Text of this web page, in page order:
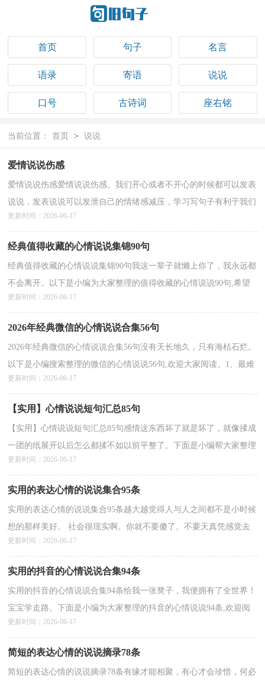
首页 句子 名言
语录 寄语 说说
口号 古诗词 座右铭
祝福语
当前位置： 首页 > 说说
爱情说说伤感
爱情说说伤感爱情说说伤感。我们开心或者不开心的时候都可以发表
说说，发表说说可以发泄自己的情绪感减压，学习写句子有利于我们
描述、赞美这个世界。那么接下来小编带大家一起...
更新时间：2026-06-17
经典值得收藏的心情说说集锦90句
经典值得收藏的心情说说集锦90句我这一辈子就懒上你了，我永远都
不会离开。以下是小编为大家整理的值得收藏的心情说说90句,希望
能够帮助到大家。1、江南呵江南，恬静而淡雅，清丽...
更新时间：2026-06-17
2026年经典微信的心情说说合集56句
2026年经典微信的心情说说合集56句没有天长地久，只有海枯石烂。
以下是小编搜索整理的微信的心情说说56句,欢迎大家阅读。1、最难
受的是我们已经分开了，可你还是在我的记忆里嚣...
更新时间：2026-06-17
【实用】心情说说短句汇总85句
【实用】心情说说短句汇总85句感情这东西坏了就是坏了，就像揉成
一团的纸展开以后怎么都揉不如以前平整了。下面是小编帮大家整理
的心情说说短句85句,希望能够帮助到大家。1、...
更新时间：2026-06-17
实用的表达心情的说说集合95条
实用的表达心情的说说集合95条越大越觉得人与人之间都不是小时候
想的那样美好。 社会很现实啊。你就不要傻了。不要天真凭感觉去
信任了。下面是小编精心整理的表达心情的说...
更新时间：2026-06-17
实用的抖音的心情说说合集94条
实用的抖音的心情说说合集94条给我一张凳子，我便拥有了全世界！
宝宝学走路。下面是小编为大家整理的抖音的心情说说94条,欢迎阅
读与收藏。1、蝴蝶依旧恋着花，你却错过我的年华。...
更新时间：2026-06-17
简短的表达心情的说说摘录78条
简短的表达心情的说说摘录78条有缘才能相聚，有心才会珍惜，何必